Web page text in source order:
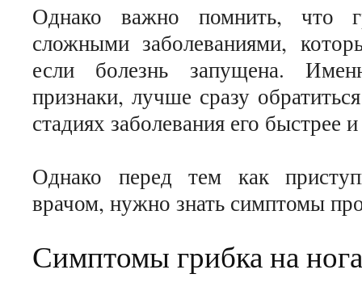
Однако важно помнить, что
сложными заболеваниями,
если болезнь запущена.
признаки, лучше сразу
стадиях заболевания его быстрее
Однако перед тем как
врачом, нужно знать симптомы
Симптомы грибка на